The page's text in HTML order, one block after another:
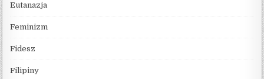
Eutanazja
Feminizm
Fidesz
Filipiny